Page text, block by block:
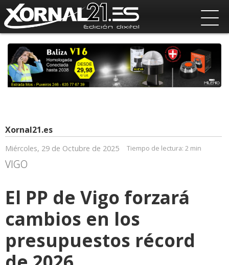
Xornal21.es
Miércoles, 29 de Octubre de 2025 Tiempo de lectura: 2 min
VIGO
El PP de Vigo forzará
cambios en los
presupuestos récord